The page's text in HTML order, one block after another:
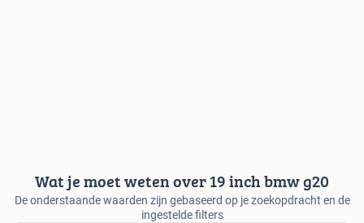
Wat je moet weten over 19 inch bmw g20
De onderstaande waarden zijn gebaseerd op je zoekopdracht en de
ingestelde filters